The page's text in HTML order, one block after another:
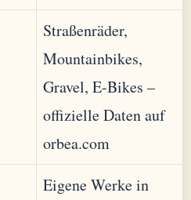
Straßenräder,
Mountainbikes,
Gravel, E-Bikes –
offizielle Daten auf
orbea.com
Eigene Werke in